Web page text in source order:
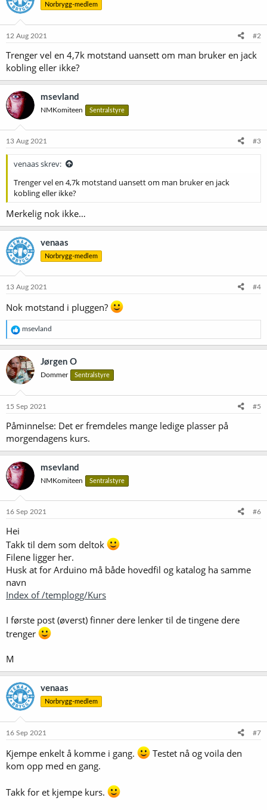
j
o
e
:
Norbrygg-medlem
12 Aug 2021 #2
Trenger vel en 4,7k motstand uansett om man bruker en jack
kobling eller ikke?
msevland
NMKomiteen Sentralstyre
13 Aug 2021 #3
venaas skrev:
Trenger vel en 4,7k motstand uansett om man bruker en jack
kobling eller ikke?
Merkelig nok ikke…
venaas
Norbrygg-medlem
13 Aug 2021 #4
Nok motstand i pluggen?
R
e
a
k
s
j
o
e
:
msevland
Jørgen O
Dommer Sentralstyre
15 Sep 2021 #5
Påminnelse: Det er fremdeles mange ledige plasser på
morgendagens kurs.
msevland
NMKomiteen Sentralstyre
16 Sep 2021 #6
Hei
Takk til dem som deltok
Filene ligger her.
Husk at for Arduino må både hovedfil og katalog ha samme
navn
Index of /templogg/Kurs
I første post (øverst) finner dere lenker til de tingene dere
trenger
M
venaas
Norbrygg-medlem
16 Sep 2021 #7
Kjempe enkelt å komme i gang.
Testet nå og voila den
kom opp med en gang.
Takk for et kjempe kurs.